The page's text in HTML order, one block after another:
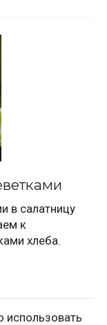
в салатницу
к
хлеба.
использовать